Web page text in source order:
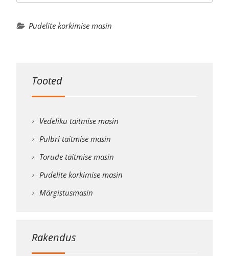
Pudelite korkimise masin
Tooted
Vedeliku täitmise masin
Pulbri täitmise masin
Torude täitmise masin
Pudelite korkimise masin
Märgistusmasin
Rakendus